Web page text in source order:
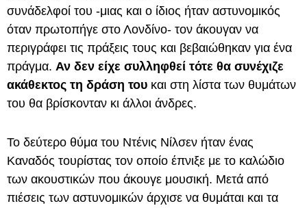
συνάδελφοί του -μιας και ο ίδιος ήταν αστυνομικός
όταν πρωτοπήγε στο Λονδίνο- τον άκουγαν να
περιγράφει τις πράξεις τους και βεβαιώθηκαν για ένα
πράγμα. Αν δεν είχε συλληφθεί τότε θα συνέχιζε
ακάθεκτος τη δράση του και στη λίστα των θυμάτων
του θα βρίσκονταν κι άλλοι άνδρες.
Το δεύτερο θύμα του Ντένις Νίλσεν ήταν ένας
Καναδός τουρίστας τον οποίο έπνιξε με το καλώδιο
των ακουστικών που άκουγε μουσική. Μετά από
πιέσεις των αστυνομικών άρχισε να θυμάται και τα